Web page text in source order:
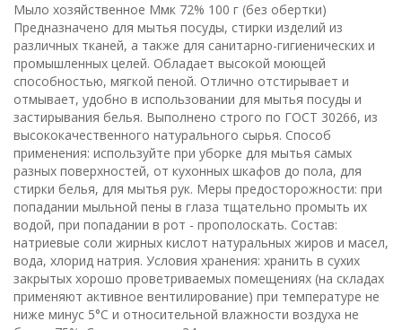
Мыло хозяйственное Ммк 72% 100 г (без обертки)
Предназначено для мытья посуды, стирки изделий из
различных тканей, а также для санитарно-гигиенических и
промышленных целей. Обладает высокой моющей
способностью, мягкой пеной. Отлично отстирывает и
отмывает, удобно в использовании для мытья посуды и
застирывания белья. Выполнено строго по ГОСТ 30266, из
высококачественного натурального сырья. Способ
применения: используйте при уборке для мытья самых
разных поверхностей, от кухонных шкафов до пола, для
стирки белья, для мытья рук. Меры предосторожности: при
попадании мыльной пены в глаза тщательно промыть их
водой, при попадании в рот - прополоскать. Состав:
натриевые соли жирных кислот натуральных жиров и масел,
вода, хлорид натрия. Условия хранения: хранить в сухих
закрытых хорошо проветриваемых помещениях (на складах
применяют активное вентилирование) при температуре не
ниже минус 5°С и относительной влажности воздуха не